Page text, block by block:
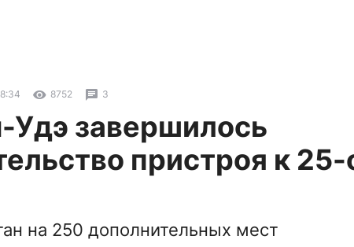
8752 3
Удэ завершилось
пристроя к 25-
на 250 дополнительных мест